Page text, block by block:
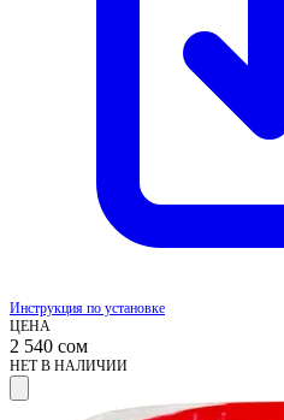
Инструкция по установке
ЦЕНА
2 540 сом
НЕТ В НАЛИЧИИ